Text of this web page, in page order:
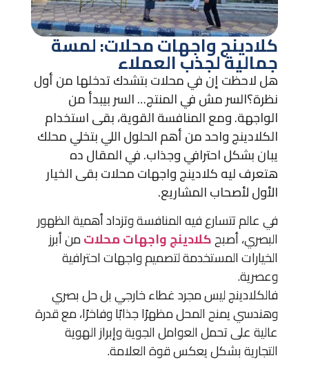
كلادينج واجهات محلات: لمسة
جمالية لجذب العملاء
هل لاحظت إن في محلات بتشدك تدخلها من أول
نظرة؟السر مش في المنتج… السر بيبدأ من
الواجهة. ومع المنافسة القوية، بقى استخدام
الكلادينج واحد من أهم الحلول اللي بتخلي محلك
يبان بشكل احترافي وجذاب. في المقال ده
هتعرف ليه كلادينج واجهات محلات بقى الخيار
الأول لأصحاب المشاريع.
في عالم تتسارع فيه المنافسة وتزداد أهمية الظهور
البصري، أصبحكلادينج واجهات محلاتمن أبرز
الخيارات المستخدمة لتصميم واجهات احترافية
وعصرية.
فالكلادينج ليس مجرد غطاء خارجي بل حل بصري
وهندسي يمنح المحل مظهرًا جذابًا وفاخرًا، مع قدرة
عالية على تحمل العوامل الجوية وإبراز الهوية
التجارية بشكل يعكس قوة العلامة.